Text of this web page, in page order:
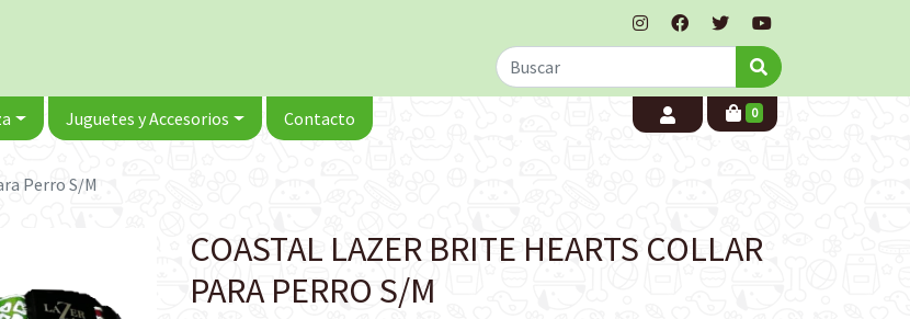
Juguetes y Accesorios Contacto 0
Perro S/M
COASTAL LAZER BRITE HEARTS COLLAR
PARA PERRO S/M